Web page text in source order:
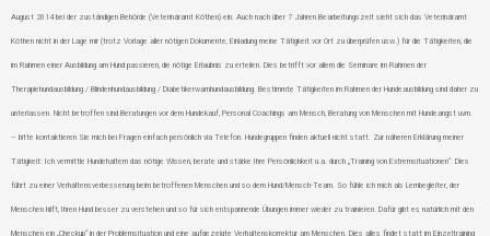
August 2014 bei der zuständigen Behörde (Veterinäramt Köthen) ein. Auch nach über 7 Jahren Bearbeitungszeit sieht sich das Veterinäramt
Köthen nicht in der Lage mir (trotz Vorlage aller nötigen Dokumente, Einladung meine Tätigkeit vor Ort zu überprüfen usw.) für die Tätigkeiten, die
im Rahmen einer Ausbildung am Hund passieren, die nötige Erlaubnis zu erteilen. Dies betrifft vor allem die Seminare im Rahmen der
Therapiehundausbildung / Blindenhundausbildung / Diabetikerwarnhundausbildung. Bestimmte Tätigkeiten im Rahmen der Hundeausbildung sind daher zu
unterlassen. Nicht betroffen sind Beratungen vor dem Hundekauf, Personal Coachings am Mensch, Beratung von Menschen mit Hundeangst uvm.
– bitte kontaktieren Sie mich bei Fragen einfach persönlich via Telefon. Hundegruppen finden aktuell nicht statt. Zur näheren Erklärung meiner
Tätigkeit: Ich vermittle Hundehaltern das nötige Wissen, berate und stärke Ihre Persönlichkeit u.a. durch „Training von Extremsituationen“. Dies
führt zu einer Verhaltensverbesserung beim betroffenen Menschen und so dem Hund/Mensch-Team. So fühle ich mich als Lernbegleiter, der
Menschen hilft, Ihren Hund besser zu verstehen und so für sich entspannende Übungen immer wieder zu trainieren. Dafür gibt es natürlich mit den
Menschen ein „Checkup“ in der Problemsituation und eine aufgezeigte Verhaltenskorrektur am Menschen. Dies alles findet statt im Einzeltraining